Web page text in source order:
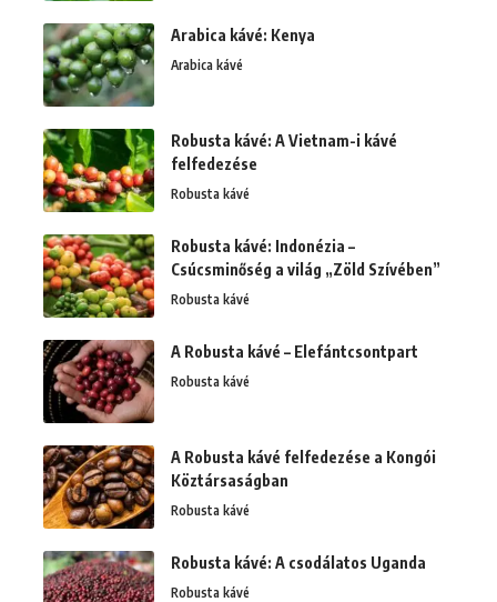
Arabica kávé: Kenya
Arabica kávé
Robusta kávé: A Vietnam-i kávé
felfedezése
Robusta kávé
Robusta kávé: Indonézia –
Csúcsminőség a világ „Zöld Szívében”
Robusta kávé
A Robusta kávé – Elefántcsontpart
Robusta kávé
A Robusta kávé felfedezése a Kongói
Köztársaságban
Robusta kávé
Robusta kávé: A csodálatos Uganda
Robusta kávé